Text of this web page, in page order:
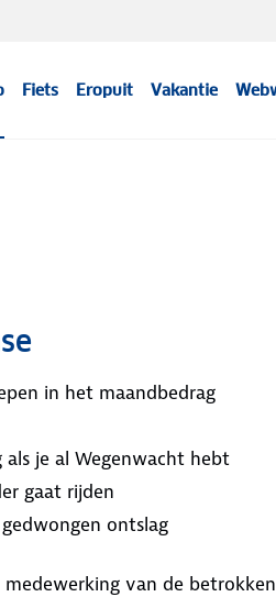
Fiets Eropuit Vakantie
in het maandbedrag
als je al Wegenwacht hebt
gaat rijden
ontslag
van de